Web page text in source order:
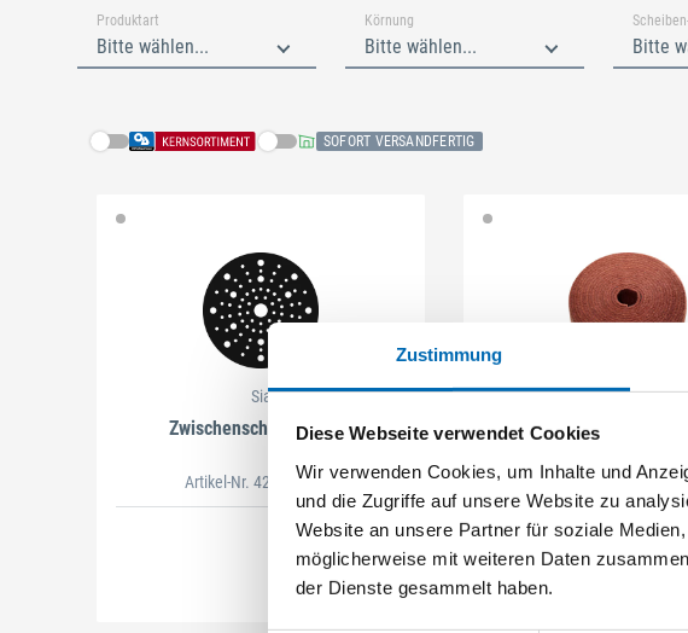
Zustimmung
Diese Webseite verwendet Cookies
Wir verwenden Cookies, um Inhalte und
und die Zugriffe auf unsere Website zu
Website an unsere Partner für soziale
möglicherweise mit weiteren Daten
der Dienste gesammelt haben.
Produktart
Bitte wählen...
Schließen
Körnung
Bitte wählen... Bitte
SOFORT VERSANDFERTIG
Sia
Zwischenschleifscheibe
Artikel-Nr. 4234538500
Sia
Vliesrolle siafleece
Artikel-Nr.